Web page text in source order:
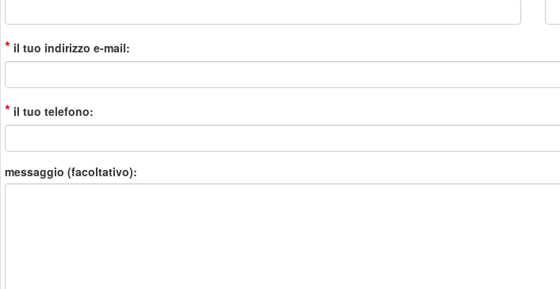
* il tuo indirizzo e-mail:
* il tuo telefono:
messaggio (facoltativo):